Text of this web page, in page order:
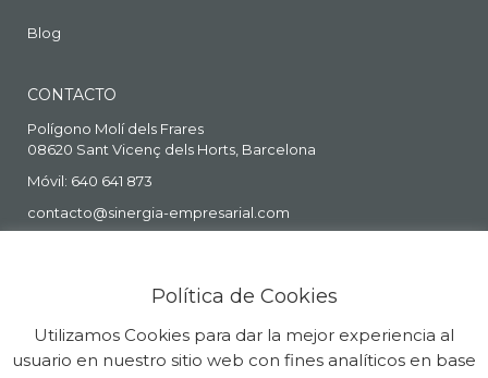
Blog
CONTACTO
Polígono Molí dels Frares
08620 Sant Vicenç dels Horts, Barcelona
Móvil: 640 641 873
contacto@sinergia-empresarial.com
Política de Cookies
Utilizamos Cookies para dar la mejor experiencia al
usuario en nuestro sitio web con fines analíticos en base